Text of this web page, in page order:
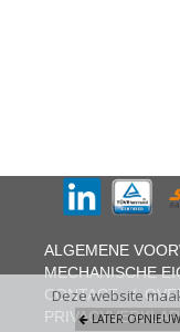
Deze website
LATER
ALGEMENE
MECHANISCHE
CONTACT/